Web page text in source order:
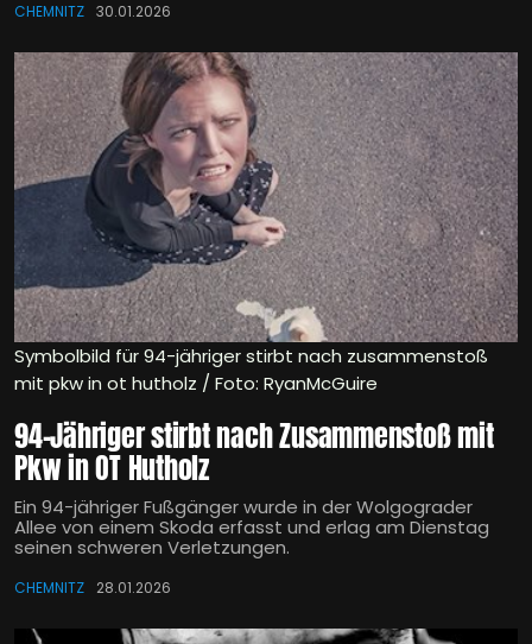
CHEMNITZ 30.01.2026
Symbolbild für 94-jähriger stirbt nach zusammenstoß
mit pkw in ot hutholz / Foto: RyanMcGuire
94-Jähriger stirbt nach Zusammenstoß mit
Pkw in OT Hutholz
Ein 94-jähriger Fußgänger wurde in der Wolgograder
Allee von einem Skoda erfasst und erlag am Dienstag
seinen schweren Verletzungen.
CHEMNITZ 28.01.2026